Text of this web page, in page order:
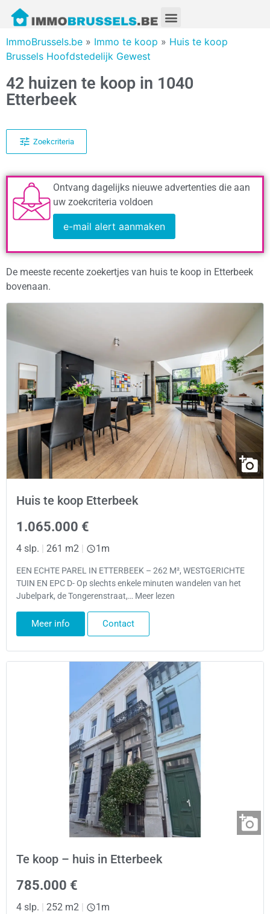
ImmoBrussels.be » Immo te koop » Huis te koop
Brussels Hoofdstedelijk Gewest
42 huizen te koop in 1040
Etterbeek
Zoekcriteria
Ontvang dagelijks nieuwe advertenties die aan
uw zoekcriteria voldoen
e-mail alert aanmaken
De meeste recente zoekertjes van huis te koop in Etterbeek
bovenaan.
Huis te koop Etterbeek
1.065.000 €
4 slp. | 261 m2 | 1m
EEN ECHTE PAREL IN ETTERBEEK – 262 M², WESTGERICHTE
TUIN EN EPC D- Op slechts enkele minuten wandelen van het
Jubelpark, de Tongerenstraat,… Meer lezen
Meer info Contact
Te koop – huis in Etterbeek
785.000 €
4 slp. | 252 m2 | 1m